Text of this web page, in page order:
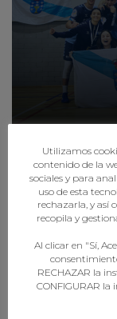
Utilizamos
contenido de la
sociales y para
uso de esta
rechazarla, y así
recopila y
Al clicar en "Sí,
RECHAZAR la
CONFIGURAR la